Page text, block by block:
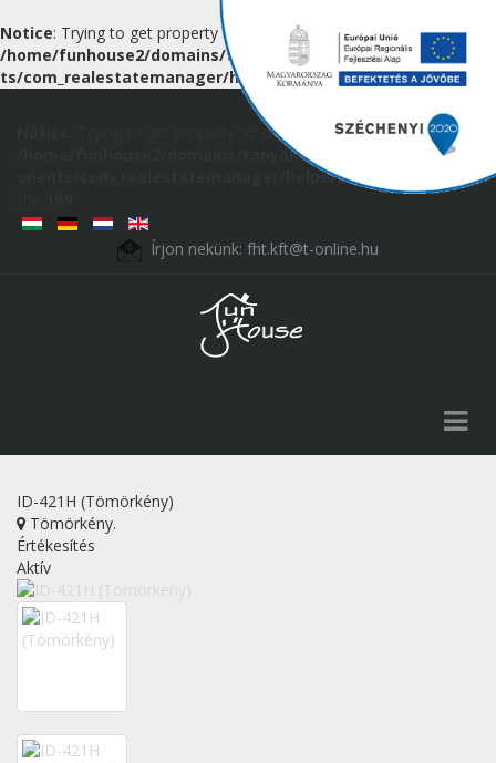
Notice: Trying to get property 'id' of non-object in
/home/funhouse2/domains/tanyak.hu/public_html/componen
ts/com_realestatemanager/helpers/route.phpon line189
: Trying to get property 'id' of non-object in
/home/funhouse2/domains/tanyak.hu/public_html/comp
onents/com_realestatemanager/helpers/route.php
Írjon nekünk: fht.kft@t-online.hu
ID-421H (Tömörkény)
Tömörkény.
Értékesítés
Aktív